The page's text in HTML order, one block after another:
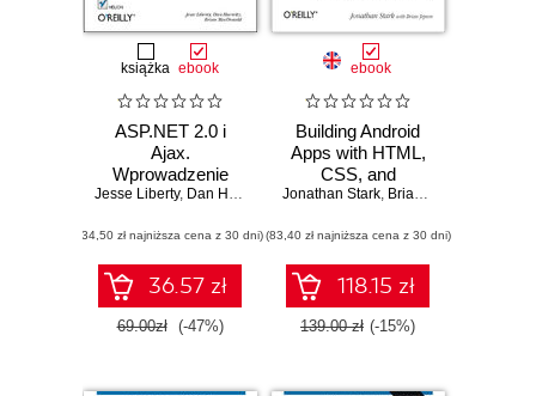
książka ebook
ASP.NET 2.0 i
Ajax.
Wprowadzenie
Jesse Liberty, Dan Hurwitz Brian MacDonald
(34,50 zł najniższa cena z 30 dni)
36.57 zł
69.00zł (-47%)
ebook
Building Android
Apps with HTML,
CSS, and
JavaScript. Making
Standards-Based
Web Tools. 2nd
Edition
Jonathan Stark, Brian Jepson
(83,40 zł najniższa cena z 30 dni)
118.15 zł
139.00 zł (-15%)